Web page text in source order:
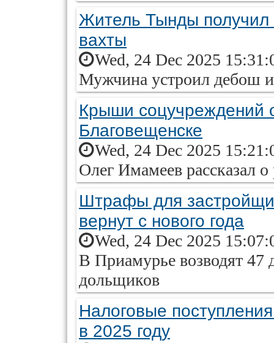
Житель Тынды получил
вахты
Wed, 24 Dec 2025
Мужчина устроил дебош
Крыши соцучреждений
Благовещенске
Wed, 24 Dec 2025
Олег Имамеев рассказал о
Штрафы для
вернут с нового года
Wed, 24 Dec 2025
В Приамурье возводят 47
дольщиков
Налоговые
в 2025 году